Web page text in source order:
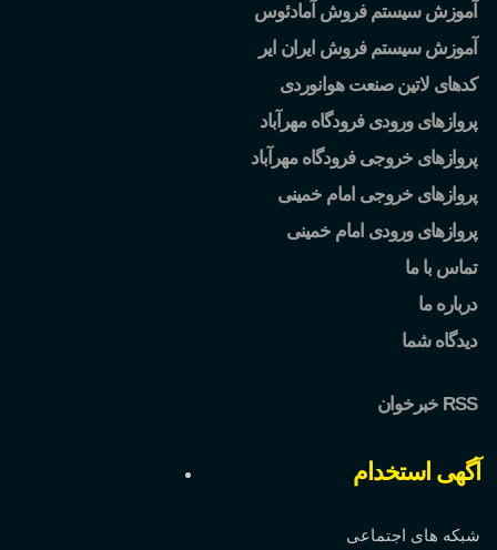
آموزش سیستم فروش آمادئوس
آموزش سیستم فروش ایران ایر
کدهای لاتین صنعت هوانوردی
پروازهای ورودی فرودگاه مهرآباد
پروازهای خروجی فرودگاه مهرآباد
پروازهای خروجی امام خمینی
پروازهای ورودی امام خمینی
تماس با ما
درباره ما
دیدگاه شما
خبرخوان RSS
آگهی استخدام
شبکه های اجتماعی